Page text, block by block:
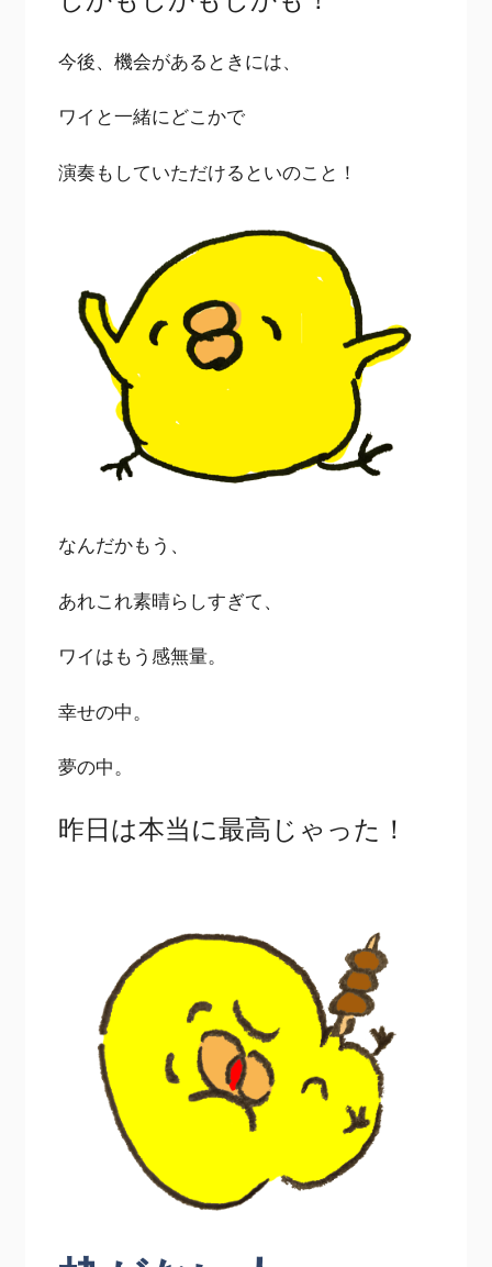
今後、機会があるときには、
ワイと一緒にどこかで
演奏もしていただけるといのこと！
なんだかもう、
あれこれ素晴らしすぎて、
ワイはもう感無量。
幸せの中。
夢の中。
昨日は本当に最高じゃった！